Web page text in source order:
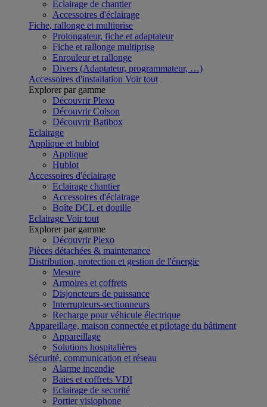
Eclairage de chantier
Accessoires d'éclairage
Fiche, rallonge et multiprise
Prolongateur, fiche et adaptateur
Fiche et rallonge multiprise
Enrouleur et rallonge
Divers (Adaptateur, programmateur, …)
Accessoires d'installation Voir tout
Explorer par gamme
Découvrir Plexo
Découvrir Colson
Découvrir Batibox
Eclairage
Applique et hublot
Applique
Hublot
Accessoires d'éclairage
Eclairage chantier
Accessoires d'éclairage
Boîte DCL et douille
Eclairage Voir tout
Explorer par gamme
Découvrir Plexo
Pièces détachées & maintenance
Distribution, protection et gestion de l'énergie
Mesure
Armoires et coffrets
Disjoncteurs de puissance
Interrupteurs-sectionneurs
Recharge pour véhicule électrique
Appareillage, maison connectée et pilotage du bâtiment
Appareillage
Solutions hospitalières
Sécurité, communication et réseau
Alarme incendie
Baies et coffrets VDI
Eclairage de securité
Portier visiophone